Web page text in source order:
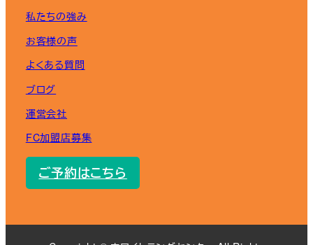
私たちの強み
お客様の声
よくある質問
ブログ
運営会社
FC加盟店募集
ご予約はこちら